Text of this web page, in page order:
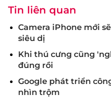
Tin liên quan
Camera iPhone mới
siêu dị
Khi thú cưng cũng
đúng rồi
Google phát triển
nhìn trộm